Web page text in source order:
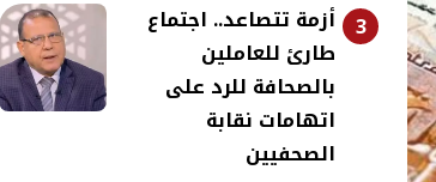
3 أزمة تتصاعد.. اجتماع
طارئ للعاملين
بالصحافة للرد على
اتهامات نقابة
الصحفيين